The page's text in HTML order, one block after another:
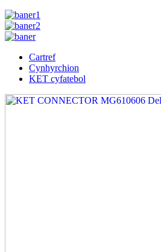
Cartref
Cynhyrchion
KET cyfatebol